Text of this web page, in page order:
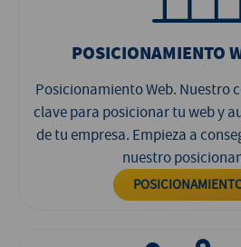
POSICIONAMIENTO
Posicionamiento Web. Nuestro
clave para posicionar tu web y
de tu empresa. Empieza a
nuestro